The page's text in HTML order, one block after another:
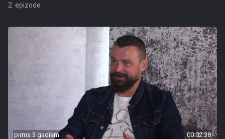
2. epizode
pirms 3 gadiem 00:02:38